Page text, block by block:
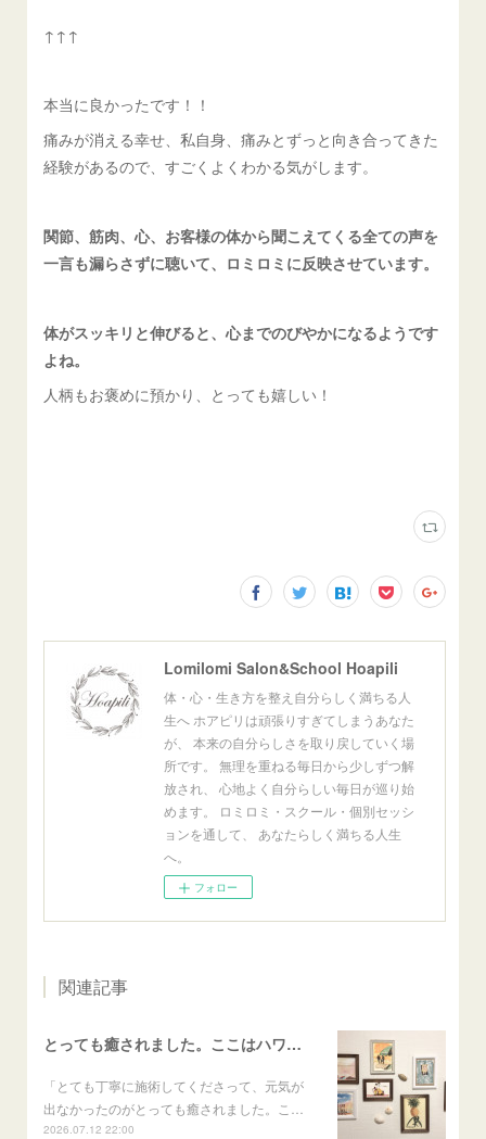
↑↑↑
本当に良かったです！！
痛みが消える幸せ、私自身、痛みとずっと向き合ってきた
経験があるので、すごくよくわかる気がします。
関節、筋肉、心、お客様の体から聞こえてくる全ての声を
一言も漏らさずに聴いて、ロミロミに反映させています。
体がスッキリと伸びると、心までのびやかになるようです
よね。
人柄もお褒めに預かり、とっても嬉しい！
Lomilomi Salon&School Hoapili
体・心・生き方を整え自分らしく満ちる人
生へ ホアピリは頑張りすぎてしまうあなた
が、 本来の自分らしさを取り戻していく場
所です。 無理を重ねる毎日から少しずつ解
放され、 心地よく自分らしい毎日が巡り始
めます。 ロミロミ・スクール・個別セッシ
ョンを通して、 あなたらしく満ちる人生
へ。
フォロー
関連記事
とっても癒されました。ここはハワイかな？と思いました
「とても丁寧に施術してくださって、元気が
出なかったのがとっても癒されました。こ…
2026.07.12 22:00